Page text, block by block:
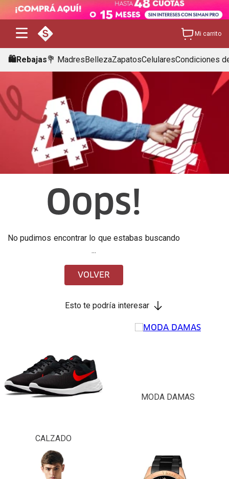
Mi carrito
🛍️Rebajas💐 MadresBellezaZapatosCelularesCondiciones
Oops!
No pudimos encontrar lo que estabas buscando
...
VOLVER
Esto te podría interesar
CALZADO
MODA DAMAS